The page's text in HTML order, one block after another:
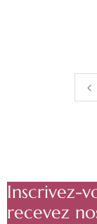
Inscrivez-
recevez